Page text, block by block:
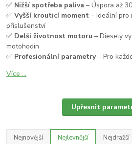
✅ Nižší spotřeba paliva – Úspora až
✅Vyšší krouticí moment – Ideální pro
příslušenství
✅ Delší životnost motoru – Diesely
motohodin
✅ Profesionální parametry– Pro
Více ...
Upřesnit
Nejnovější Nejlevnější Nejdražší